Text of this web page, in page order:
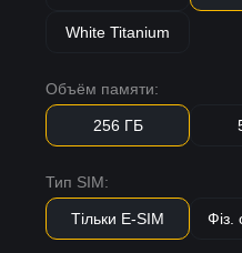
White Titanium
Объём памяти:
256 ГБ
Тип SIM:
Тільки E-SIM Фіз.